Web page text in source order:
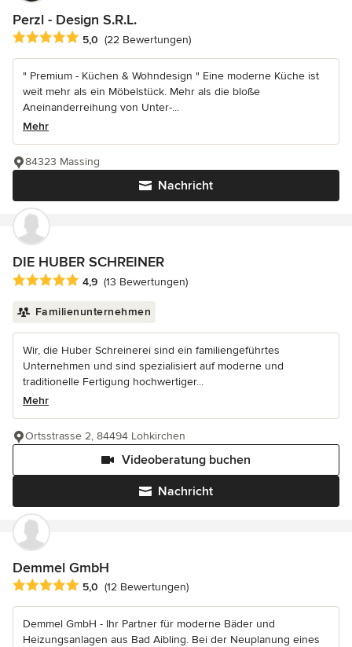
Perzl - Design S.R.L.
Durchschnittliche Bewertung: 5 von 5 Sternen
5,0 (22 Bewertungen)
" Premium - Küchen & Wohndesign " Eine moderne Küche ist
weit mehr als ein Möbelstück. Mehr als die bloße
Aneinanderreihung von Unter-...
Mehr
Nachricht
84323 Massing
DIE HUBER SCHREINER
Durchschnittliche Bewertung: 4.9 von 5 Sternen
4,9 (13 Bewertungen)
Familienunternehmen
Wir, die Huber Schreinerei sind ein familiengeführtes
Unternehmen und sind spezialisiert auf moderne und
traditionelle Fertigung hochwertiger...
Mehr
Nachricht
Videoberatung buchen
Ortsstrasse 2, 84494 Lohkirchen
Demmel GmbH
Durchschnittliche Bewertung: 5 von 5 Sternen
5,0 (12 Bewertungen)
Demmel GmbH - Ihr Partner für moderne Bäder und
Heizungsanlagen aus Bad Aibling. Bei der Neuplanung eines